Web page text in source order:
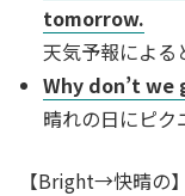
tomorrow.
天気予報による
Why don’t we
晴れの日にピク
【Bright→快晴の